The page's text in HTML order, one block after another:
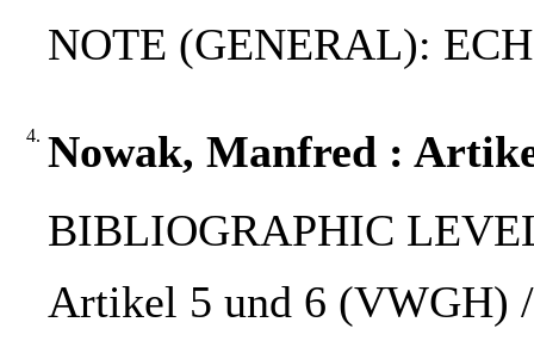
NOTE (GENERAL):
4. Nowak, Manfred :
BIBLIOGRAPHIC
Artikel 5 und 6 (VWGH)